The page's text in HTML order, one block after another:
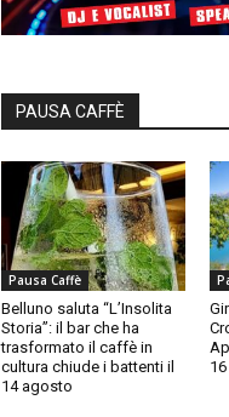
PAUSA CAFFÈ
Pausa Caffè
Belluno saluta “L’Insolita
Storia”: il bar che ha
trasformato il caffè in
cultura chiude i battenti il
14 agosto